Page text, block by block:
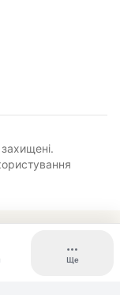
Ще